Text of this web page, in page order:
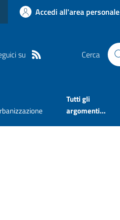
Accedi all'area personale
su Cerca
Tutti gli
argomenti...